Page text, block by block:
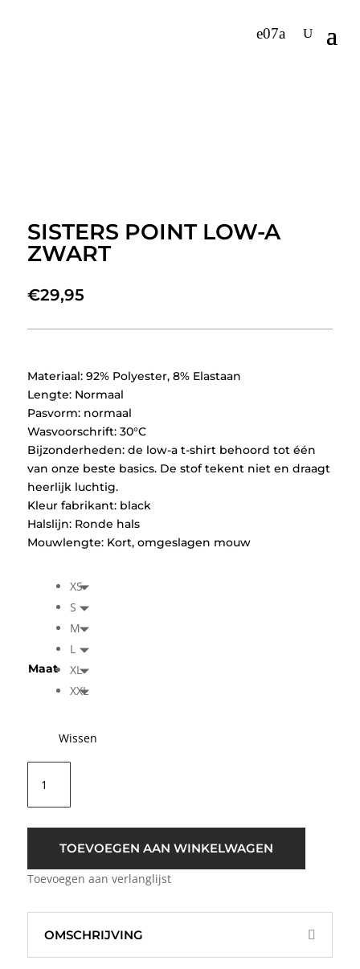
SISTERS POINT LOW-A
ZWART
€29,95
Materiaal: 92% Polyester, 8% Elastaan
Lengte: Normaal
Pasvorm: normaal
Wasvoorschrift: 30°C
Bijzonderheden: de low-a t-shirt behoord tot één
van onze beste basics. De stof tekent niet en draagt
heerlijk luchtig.
Kleur fabrikant: black
Halslijn: Ronde hals
Mouwlengte: Kort, omgeslagen mouw
Maat
XS
S
M
L
XL
XXL
Wissen
Point
Low-
A
ZwartTOEVOEGEN AAN WINKELWAGEN
Toevoegen aan verlanglijst
OMSCHRIJVING